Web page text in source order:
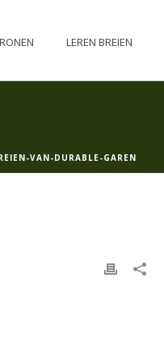
LEREN BREIEN
VAN-DURABLE-GAREN